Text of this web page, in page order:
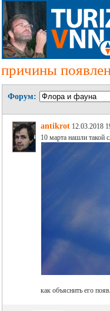
причины
Форум:
antikrot 12.03.2018
10 марта нашли такой
как объяснить его